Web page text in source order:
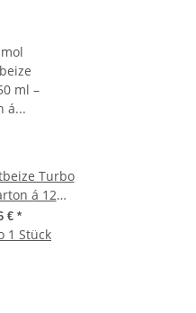
Turbo
á 12
€ *
1 Stück